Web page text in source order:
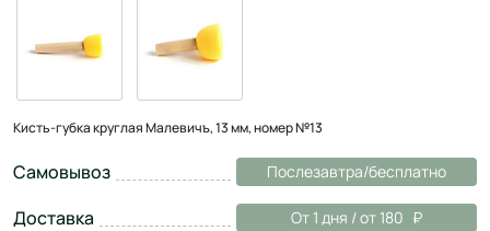
Кисть-губка круглая Малевичъ, 13 мм, номер №13
Самовывоз Послезавтра/бесплатно
Доставка От 1 дня / от 180